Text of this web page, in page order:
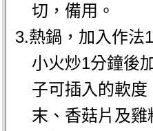
切，備用。
3.熱鍋，加入作法
小火炒1分鐘後
子可插入的軟
末、香菇片及